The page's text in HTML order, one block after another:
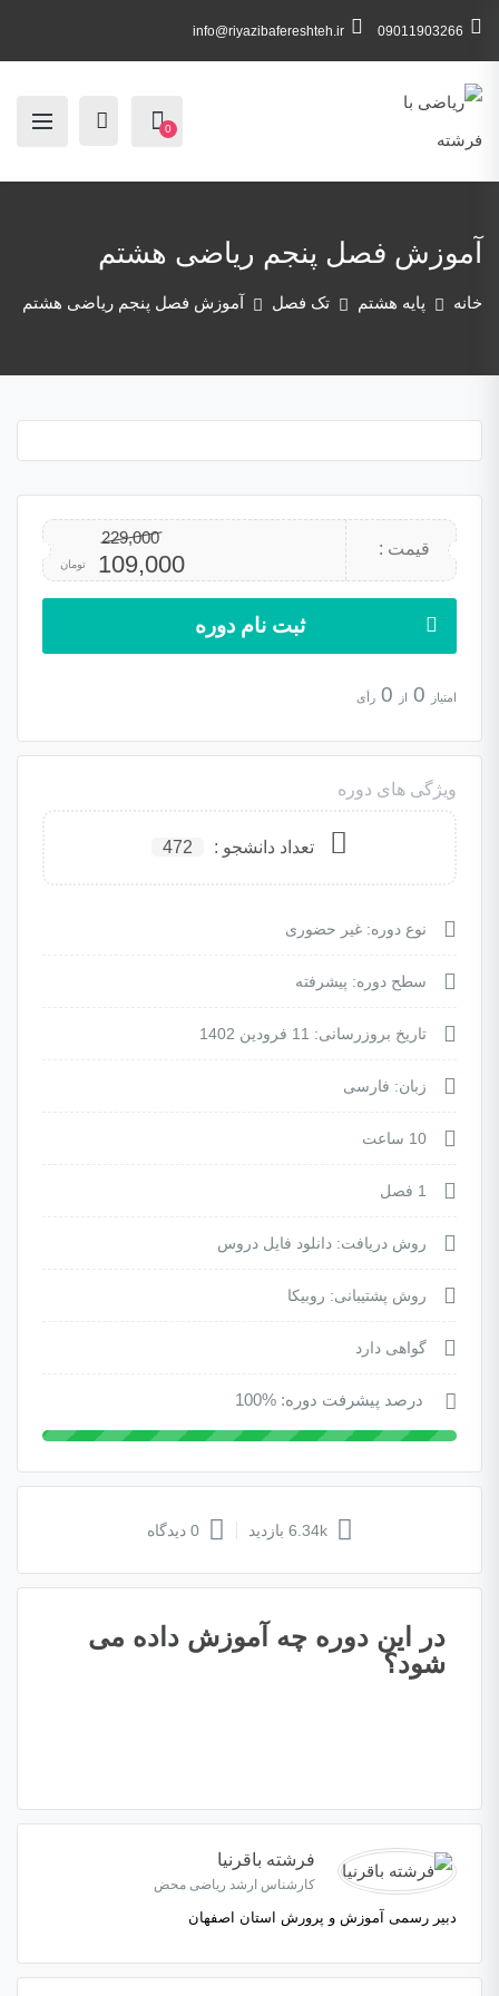
09011903266
info@riyazibafereshteh.ir
0
آموزش فصل پنجم ریاضی هشتم
خانه پایه هشتم تک فصل آموزش فصل پنجم ریاضی هشتم
قیمت :
229,000
109,000 تومان
ثبت نام دوره
امتیاز 0 از 0 رأی
ویژگی های دوره
تعداد دانشجو : 472
نوع دوره: غیر حضوری
سطح دوره: پیشرفته
تاریخ بروزرسانی: 11 فرودین 1402
زبان: فارسی
10 ساعت
1 فصل
روش دریافت: دانلود فایل دروس
روش پشتیبانی: روبیکا
گواهی دارد
درصد پیشرفت دوره: %100
6.34k بازدید 0 دیدگاه
در این دوره چه آموزش داده می
شود؟
فرشته باقرنیا
کارشناس ارشد ریاضی محض
دبیر رسمی آموزش و پرورش استان اصفهان